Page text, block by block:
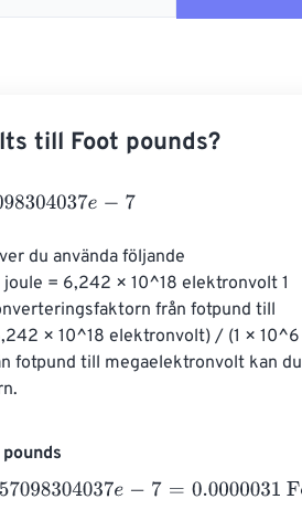
till Foot pounds?
e-7
du använda följande
= 6,242 × 10^18 elektronvolt 1
från fotpund till
× 10^18 elektronvolt) / (1 × 10^6
fotpund till megaelektronvolt kan du
e-7=0.0000031 Foot pounds